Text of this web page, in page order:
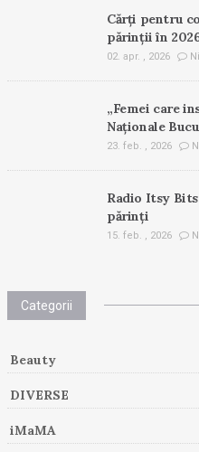
Cărți pentru
părinții în
02. apr. , 2026
„Femei care
Naționale
23. feb. , 2026
Radio Itsy
părinți
15. feb. , 2026
Categorii
Beauty
DIVERSE
iMaMA